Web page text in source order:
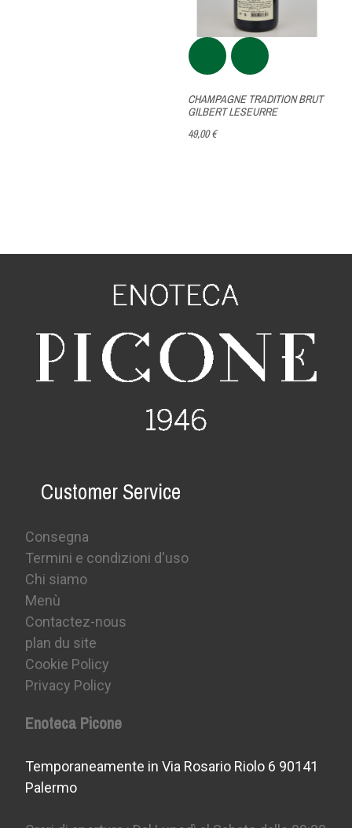
CHAMPAGNE TRADITION BRUT
GILBERT LESEURRE
49,00 €
Customer Service
Consegna
Termini e condizioni d'uso
Chi siamo
Menù
Contactez-nous
plan du site
Cookie Policy
Privacy Policy
Enoteca Picone
Temporaneamente in Via Rosario Riolo 6 90141
Palermo